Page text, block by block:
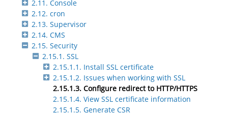
2.11. Console
2.12. cron
2.13. Supervisor
2.14. CMS
2.15. Security
2.15.1. SSL
2.15.1.1. Install SSL certificate
2.15.1.2. Issues when working with SSL
2.15.1.3. Configure redirect to HTTP/HTTPS
2.15.1.4. View SSL certificate information
2.15.1.5. Generate CSR